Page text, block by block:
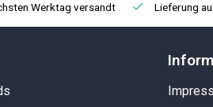
Werktag versandt Lieferung